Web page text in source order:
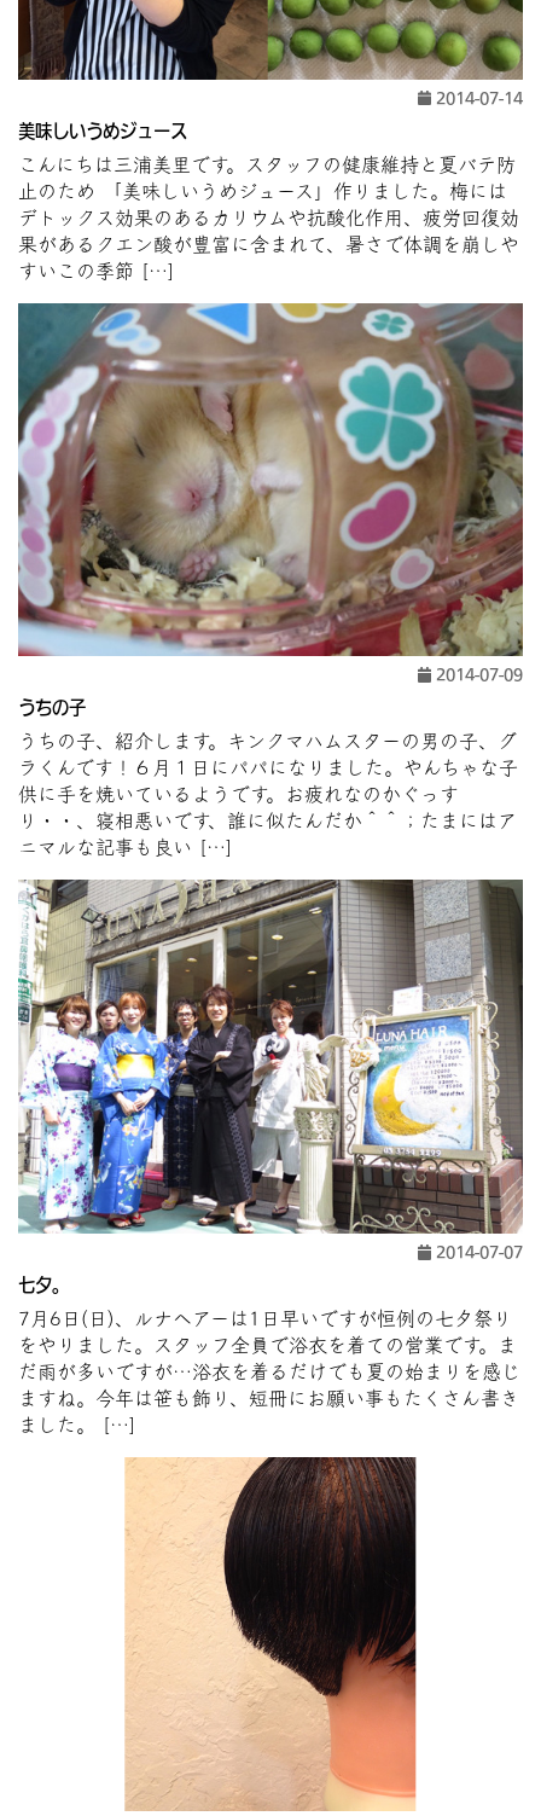
2014-07-14
美味しいうめジュース
こんにちは三浦美里です。スタッフの健康維持と夏バテ防
止のため 「美味しいうめジュース」作りました。梅には
デトックス効果のあるカリウムや抗酸化作用、疲労回復効
果があるクエン酸が豊富に含まれて、暑さで体調を崩しや
すいこの季節 […]
2014-07-09
うちの子
うちの子、紹介します。キンクマハムスターの男の子、グ
ラくんです！６月１日にパパになりました。やんちゃな子
供に手を焼いているようです。お疲れなのかぐっす
り・・、寝相悪いです、誰に似たんだか＾＾；たまにはア
ニマルな記事も良い […]
2014-07-07
七夕。
7月6日(日)、ルナヘアーは1日早いですが恒例の七夕祭り
をやりました。スタッフ全員で浴衣を着ての営業です。ま
だ雨が多いですが…浴衣を着るだけでも夏の始まりを感じ
ますね。今年は笹も飾り、短冊にお願い事もたくさん書き
ました。 […]